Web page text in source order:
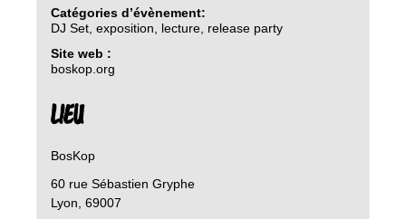
Catégories d’évènement:
DJ Set, exposition lecture, release party
Site web :
boskop.org
LIEU
BosKop
60 rue Sébastien Gryphe
Lyon 69007